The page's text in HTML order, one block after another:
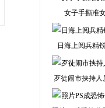
女子手撕准
日海上阅兵精
歹徒闹市挟持人